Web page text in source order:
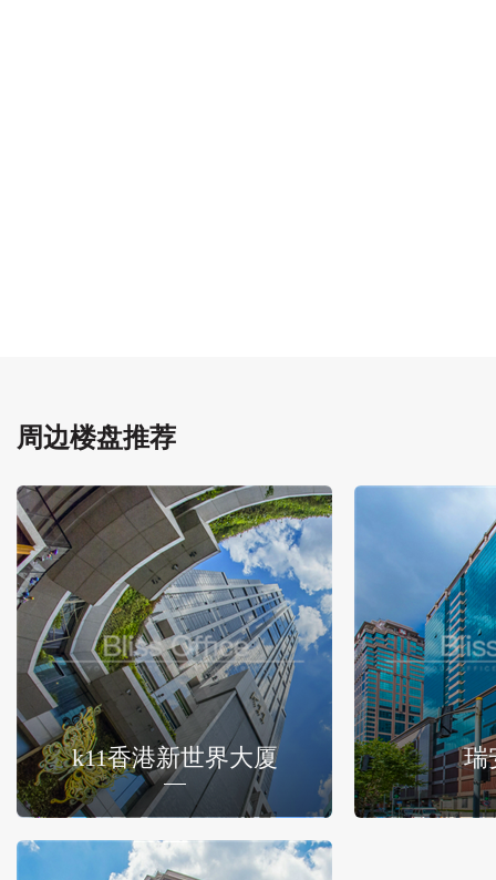
周边楼盘推荐
k11香港新世界大厦 瑞